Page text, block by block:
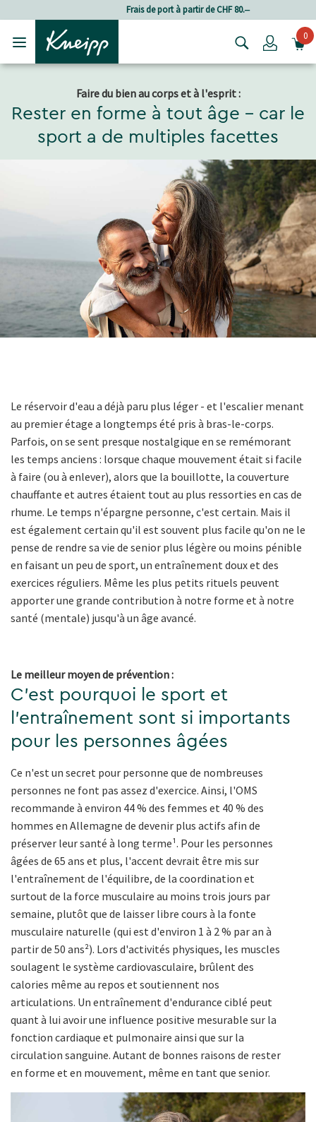
Passer au contenu principal
Passer au contenu du pied de pageFrais de port à partir de CHF 80.‒
Login0
Faire du bien au corps et à l'esprit :
Rester en forme à tout âge - car le
sport a de multiples facettes
Le réservoir d'eau a déjà paru plus léger - et l'escalier menant
au premier étage a longtemps été pris à bras-le-corps.
Parfois, on se sent presque nostalgique en se remémorant
les temps anciens : lorsque chaque mouvement était si facile
à faire (ou à enlever), alors que la bouillotte, la couverture
chauffante et autres étaient tout au plus ressorties en cas de
rhume. Le temps n'épargne personne, c'est certain. Mais il
est également certain qu'il est souvent plus facile qu'on ne le
pense de rendre sa vie de senior plus légère ou moins pénible
en faisant un peu de sport, un entraînement doux et des
exercices réguliers. Même les plus petits rituels peuvent
apporter une grande contribution à notre forme et à notre
santé (mentale) jusqu'à un âge avancé.
Le meilleur moyen de prévention :
C'est pourquoi le sport et
l'entraînement sont si importants
pour les personnes âgées
Ce n'est un secret pour personne que de nombreuses
personnes ne font pas assez d'exercice. Ainsi, l'OMS
recommande à environ 44 % des femmes et 40 % des
hommes en Allemagne de devenir plus actifs afin de
préserver leur santé à long terme¹. Pour les personnes
âgées de 65 ans et plus, l'accent devrait être mis sur
l'entraînement de l'équilibre, de la coordination et
surtout de la force musculaire au moins trois jours par
semaine, plutôt que de laisser libre cours à la fonte
musculaire naturelle (qui est d'environ 1 à 2 % par an à
partir de 50 ans²). Lors d'activités physiques, les muscles
soulagent le système cardiovasculaire, brûlent des
calories même au repos et soutiennent nos
articulations. Un entraînement d'endurance ciblé peut
quant à lui avoir une influence positive mesurable sur la
fonction cardiaque et pulmonaire ainsi que sur la
circulation sanguine. Autant de bonnes raisons de rester
en forme et en mouvement, même en tant que senior.